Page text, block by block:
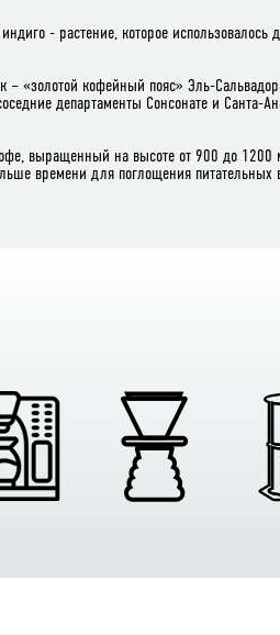
- растение, которое
«золотой кофейный пояс» Эль-
департаменты Сонсонате и Санта-
выращенный на высоте от 900 до 1200
времени для поглощения питательных